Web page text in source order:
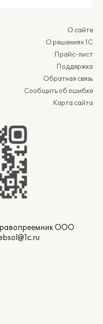
О сайте
О решениях 1С
Прайс-лист
Поддержка
Обратная связь
Сообщить об ошибке
Карта сайта
ООО